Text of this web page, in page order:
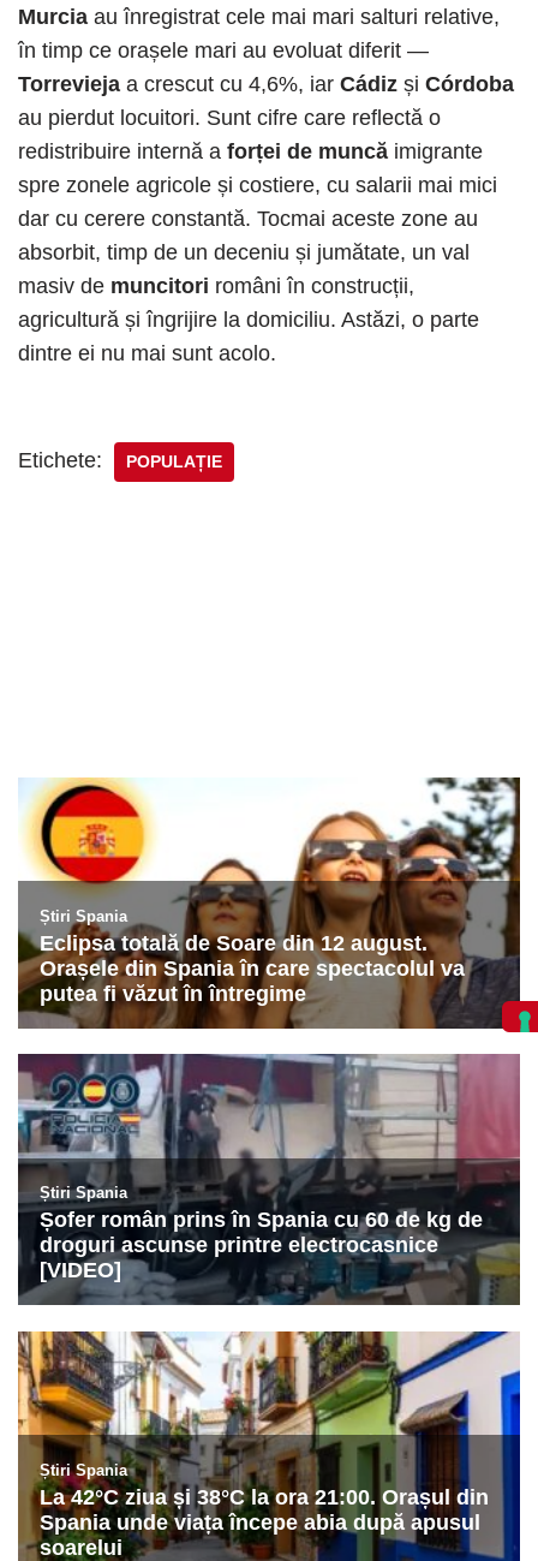
Murcia au înregistrat cele mai mari salturi relative,
în timp ce orașele mari au evoluat diferit —
Torrevieja a crescut cu 4,6%, iar Cádiz și Córdoba
au pierdut locuitori. Sunt cifre care reflectă o
redistribuire internă a forței de muncă imigrante
spre zonele agricole și costiere, cu salarii mai mici
dar cu cerere constantă. Tocmai aceste zone au
absorbit, timp de un deceniu și jumătate, un val
masiv de muncitori români în construcții,
agricultură și îngrijire la domiciliu. Astăzi, o parte
dintre ei nu mai sunt acolo.
Etichete: POPULAȚIE